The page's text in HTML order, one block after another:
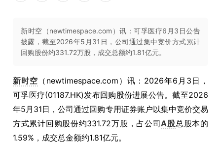
新时空（newtimespace.com）讯：可孚医疗6月3日公告
披露，截至2026年5月31日，公司通过集中竞价方式累计
回购股份约331.72万股，成交总额约1.81亿元。
新时空 （newtimespace.com）讯：2026年6月3日，
可孚医疗(01187.HK)发布回购股份进展公告。截至2026
年5月31日，公司通过回购专用证券账户以集中竞价交易
方式累计回购股份约331.72万股，占公司A股总股本的
1.59%，成交总金额约1.81亿元。